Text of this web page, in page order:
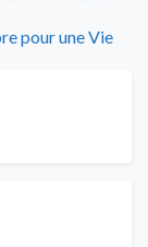
pour une Vie